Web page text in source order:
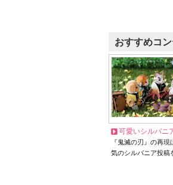
おすすめコ
可愛いシルバニ
『鬼滅の刃』の再現
気のシルバニア投稿